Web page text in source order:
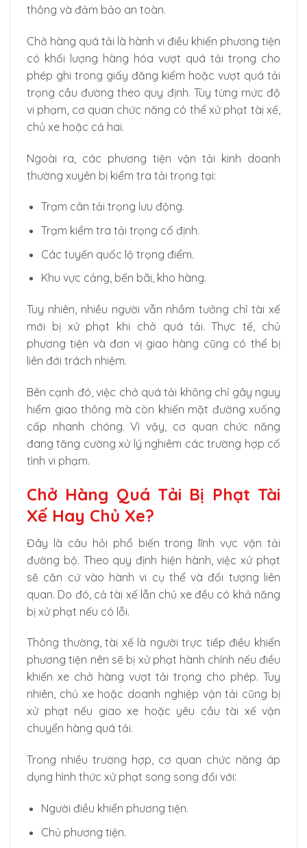
thông và đảm bảo an toàn.
Chở hàng quá tải là hành vi điều khiển phương tiện
có khối lượng hàng hóa vượt quá tải trọng cho
phép ghi trong giấy đăng kiểm hoặc vượt quá tải
trọng cầu đường theo quy định. Tùy từng mức độ
vi phạm, cơ quan chức năng có thể xử phạt tài xế,
chủ xe hoặc cả hai.
Ngoài ra, các phương tiện vận tải kinh doanh
thường xuyên bị kiểm tra tải trọng tại:
Trạm cân tải trọng lưu động.
Trạm kiểm tra tải trọng cố định.
Các tuyến quốc lộ trọng điểm.
Khu vực cảng, bến bãi, kho hàng.
Tuy nhiên, nhiều người vẫn nhầm tưởng chỉ tài xế
mới bị xử phạt khi chở quá tải. Thực tế, chủ
phương tiện và đơn vị giao hàng cũng có thể bị
liên đới trách nhiệm.
Bên cạnh đó, việc chở quá tải không chỉ gây nguy
hiểm giao thông mà còn khiến mặt đường xuống
cấp nhanh chóng. Vì vậy, cơ quan chức năng
đang tăng cường xử lý nghiêm các trường hợp cố
tình vi phạm.
Chở Hàng Quá Tải Bị Phạt Tài
Xế Hay Chủ Xe?
Đây là câu hỏi phổ biến trong lĩnh vực vận tải
đường bộ. Theo quy định hiện hành, việc xử phạt
sẽ căn cứ vào hành vi cụ thể và đối tượng liên
quan. Do đó, cả tài xế lẫn chủ xe đều có khả năng
bị xử phạt nếu có lỗi.
Thông thường, tài xế là người trực tiếp điều khiển
phương tiện nên sẽ bị xử phạt hành chính nếu điều
khiển xe chở hàng vượt tải trọng cho phép. Tuy
nhiên, chủ xe hoặc doanh nghiệp vận tải cũng bị
xử phạt nếu giao xe hoặc yêu cầu tài xế vận
chuyển hàng quá tải.
Trong nhiều trường hợp, cơ quan chức năng áp
dụng hình thức xử phạt song song đối với:
Người điều khiển phương tiện.
Chủ phương tiện.